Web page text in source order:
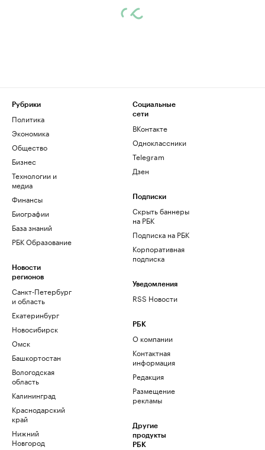
Рубрики
Политика
Экономика
Общество
Бизнес
Технологии и
медиа
Финансы
Биографии
База знаний
РБК Образование
Новости
регионов
Санкт-Петербург
и область
Екатеринбург
Новосибирск
Омск
Башкортостан
Вологодская
область
Калининград
Краснодарский
край
Нижний
Новгород
Социальные
сети
ВКонтакте
Одноклассники
Telegram
Дзен
Подписки
Скрыть баннеры
на РБК
Подписка на РБК
Корпоративная
подписка
Уведомления
RSS Новости
РБК
О компании
Контактная
информация
Редакция
Размещение
рекламы
Другие
продукты
РБК